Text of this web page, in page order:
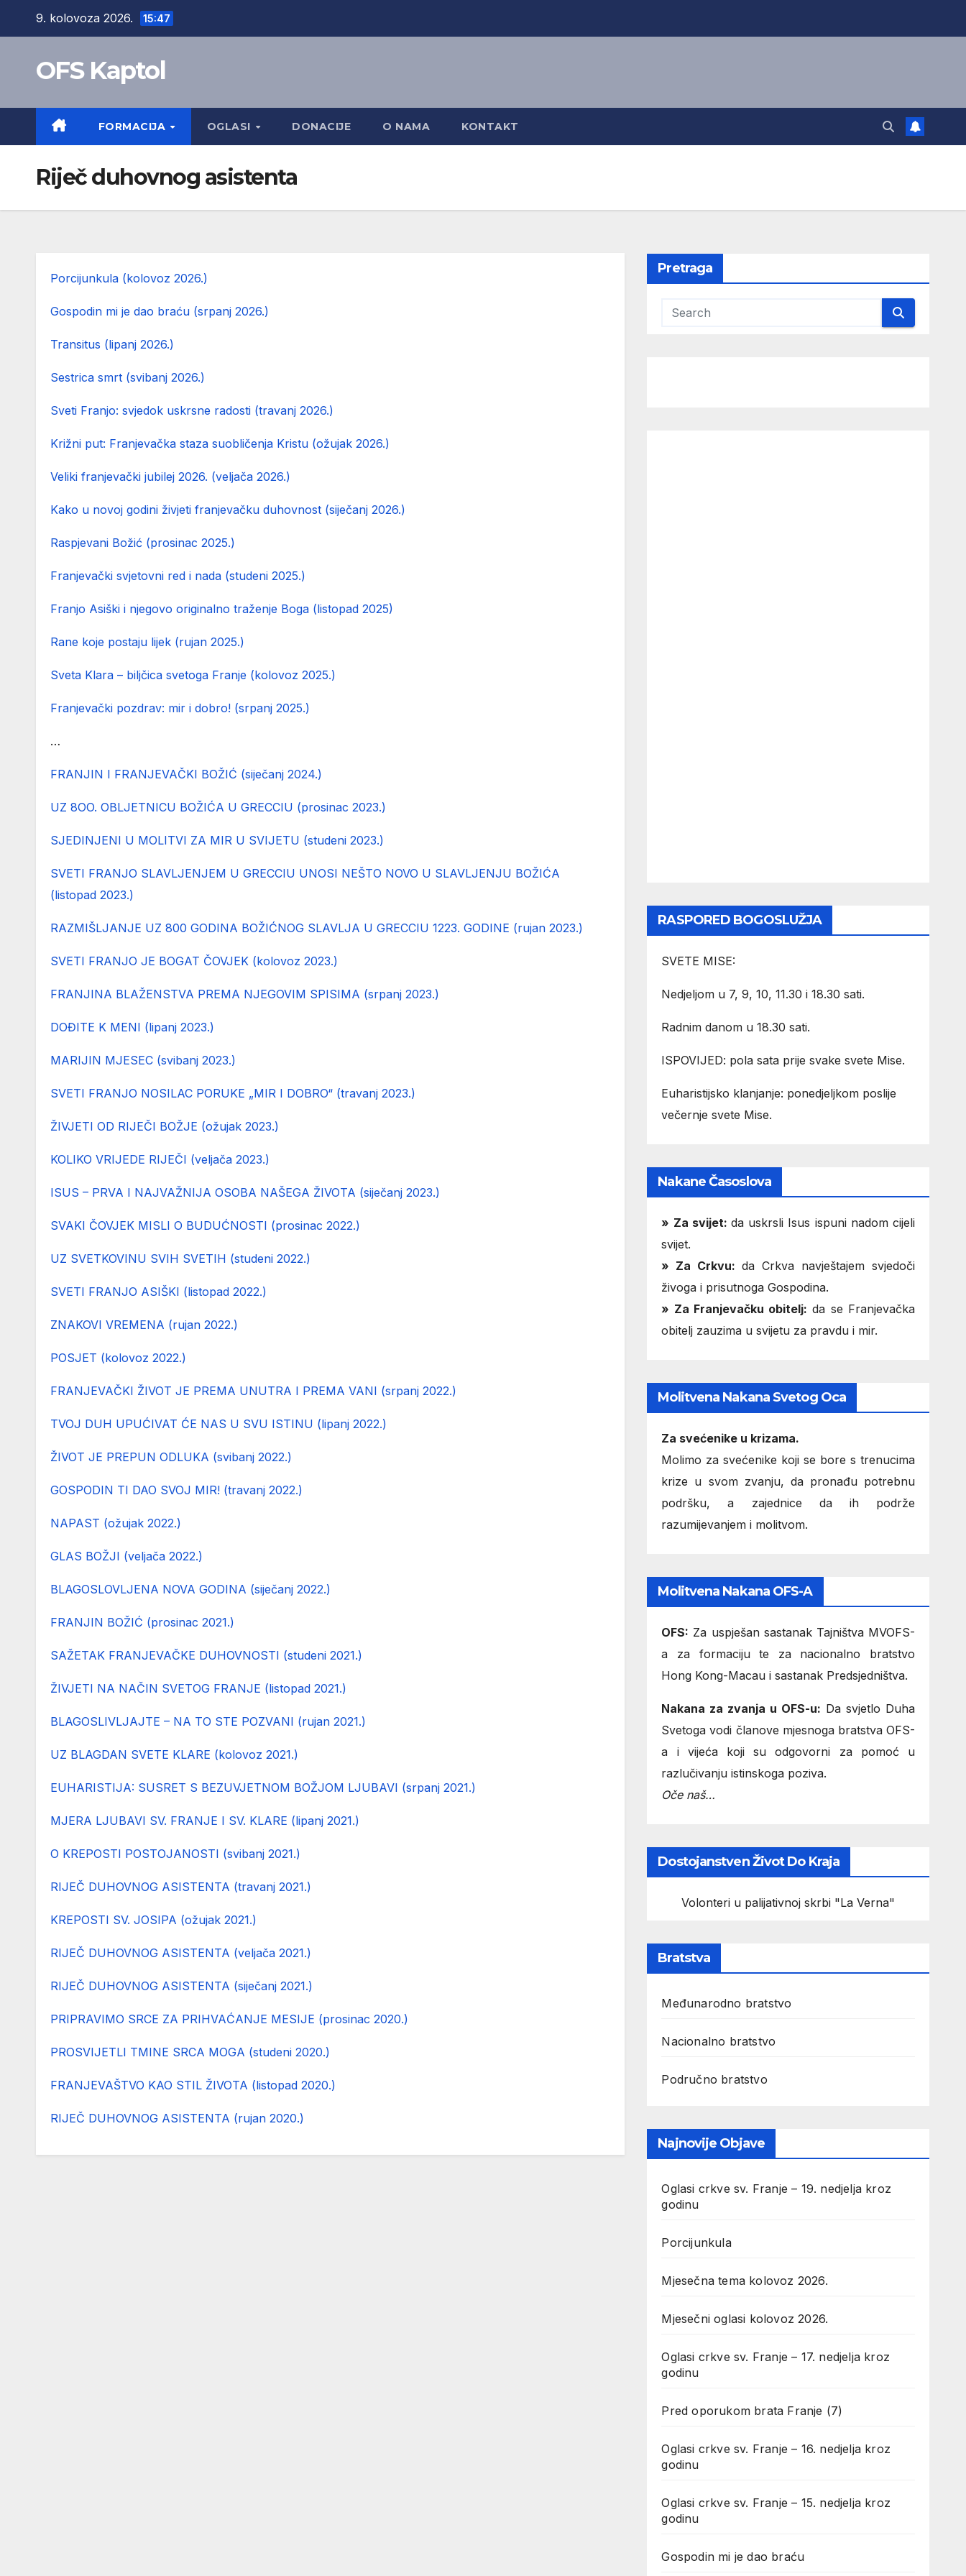
9. kolovoza 2026. 15:47
OFS Kaptol
FORMACIJA OGLASI DONACIJE O NAMA KONTAKT
Riječ duhovnog asistenta
Porcijunkula (kolovoz 2026.)
Gospodin mi je dao braću (srpanj 2026.)
Transitus (lipanj 2026.)
Sestrica smrt (svibanj 2026.)
Sveti Franjo: svjedok uskrsne radosti (travanj 2026.)
Križni put: Franjevačka staza suobličenja Kristu (ožujak 2026.)
Veliki franjevački jubilej 2026. (veljača 2026.)
Kako u novoj godini živjeti franjevačku duhovnost (siječanj 2026.)
Raspjevani Božić (prosinac 2025.)
Franjevački svjetovni red i nada (studeni 2025.)
Franjo Asiški i njegovo originalno traženje Boga (listopad 2025)
Rane koje postaju lijek (rujan 2025.)
Sveta Klara – biljčica svetoga Franje (kolovoz 2025.)
Franjevački pozdrav: mir i dobro! (srpanj 2025.)
…
FRANJIN I FRANJEVAČKI BOŽIĆ (siječanj 2024.)
UZ 8OO. OBLJETNICU BOŽIĆA U GRECCIU (prosinac 2023.)
SJEDINJENI U MOLITVI ZA MIR U SVIJETU (studeni 2023.)
SVETI FRANJO SLAVLJENJEM U GRECCIU UNOSI NEŠTO NOVO U SLAVLJENJU BOŽIĆA
(listopad 2023.)
RAZMIŠLJANJE UZ 800 GODINA BOŽIĆNOG SLAVLJA U GRECCIU 1223. GODINE (rujan 2023.)
SVETI FRANJO JE BOGAT ČOVJEK (kolovoz 2023.)
FRANJINA BLAŽENSTVA PREMA NJEGOVIM SPISIMA (srpanj 2023.)
DOĐITE K MENI (lipanj 2023.)
MARIJIN MJESEC (svibanj 2023.)
SVETI FRANJO NOSILAC PORUKE „MIR I DOBRO“ (travanj 2023.)
ŽIVJETI OD RIJEČI BOŽJE (ožujak 2023.)
KOLIKO VRIJEDE RIJEČI (veljača 2023.)
ISUS – PRVA I NAJVAŽNIJA OSOBA NAŠEGA ŽIVOTA (siječanj 2023.)
SVAKI ČOVJEK MISLI O BUDUĆNOSTI (prosinac 2022.)
UZ SVETKOVINU SVIH SVETIH (studeni 2022.)
SVETI FRANJO ASIŠKI (listopad 2022.)
ZNAKOVI VREMENA (rujan 2022.)
POSJET (kolovoz 2022.)
FRANJEVAČKI ŽIVOT JE PREMA UNUTRA I PREMA VANI (srpanj 2022.)
TVOJ DUH UPUĆIVAT ĆE NAS U SVU ISTINU (lipanj 2022.)
ŽIVOT JE PREPUN ODLUKA (svibanj 2022.)
GOSPODIN TI DAO SVOJ MIR! (travanj 2022.)
NAPAST (ožujak 2022.)
GLAS BOŽJI (veljača 2022.)
BLAGOSLOVLJENA NOVA GODINA (siječanj 2022.)
FRANJIN BOŽIĆ (prosinac 2021.)
SAŽETAK FRANJEVAČKE DUHOVNOSTI (studeni 2021.)
ŽIVJETI NA NAČIN SVETOG FRANJE (listopad 2021.)
BLAGOSLIVLJAJTE – NA TO STE POZVANI (rujan 2021.)
UZ BLAGDAN SVETE KLARE (kolovoz 2021.)
EUHARISTIJA: SUSRET S BEZUVJETNOM BOŽJOM LJUBAVI (srpanj 2021.)
MJERA LJUBAVI SV. FRANJE I SV. KLARE (lipanj 2021.)
O KREPOSTI POSTOJANOSTI (svibanj 2021.)
RIJEČ DUHOVNOG ASISTENTA (travanj 2021.)
KREPOSTI SV. JOSIPA (ožujak 2021.)
RIJEČ DUHOVNOG ASISTENTA (veljača 2021.)
RIJEČ DUHOVNOG ASISTENTA (siječanj 2021.)
PRIPRAVIMO SRCE ZA PRIHVAĆANJE MESIJE (prosinac 2020.)
PROSVIJETLI TMINE SRCA MOGA (studeni 2020.)
FRANJEVAŠTVO KAO STIL ŽIVOTA (listopad 2020.)
RIJEČ DUHOVNOG ASISTENTA (rujan 2020.)
Pretraga
RASPORED BOGOSLUŽJA
SVETE MISE:
Nedjeljom u 7, 9, 10, 11.30 i 18.30 sati.
Radnim danom u 18.30 sati.
ISPOVIJED: pola sata prije svake svete Mise.
Euharistijsko klanjanje: ponedjeljkom poslije
večernje svete Mise.
Nakane Časoslova
» Za svijet: da uskrsli Isus ispuni nadom cijeli
svijet.
» Za Crkvu:da Crkva navještajem svjedoči
živoga i prisutnoga Gospodina.
» Za Franjevačku obitelj: da se Franjevačka
obitelj zauzima u svijetu za pravdu i mir.
Molitvena Nakana Svetog Oca
Za svećenike u krizama.
Molimo za svećenike koji se bore s trenucima
krize u svom zvanju, da pronađu potrebnu
podršku, a zajednice da ih podrže
razumijevanjem i molitvom.
Molitvena Nakana OFS-A
OFS: Za uspješan sastanak Tajništva MVOFS-
a za formaciju te za nacionalno bratstvo
Hong Kong-Macau i sastanak Predsjedništva.
Nakana za zvanja u OFS-u: Da svjetlo Duha
Svetoga vodi članove mjesnoga bratstva OFS-
a i vijeća koji su odgovorni za pomoć u
razlučivanju istinskoga poziva.
Oče naš…
Dostojanstven Život Do Kraja
Volonteri u palijativnoj skrbi "La Verna"
Bratstva
Međunarodno bratstvo
Nacionalno bratstvo
Područno bratstvo
Najnovije Objave
Oglasi crkve sv. Franje – 19. nedjelja kroz
godinu
Porcijunkula
Mjesečna tema kolovoz 2026.
Mjesečni oglasi kolovoz 2026.
Oglasi crkve sv. Franje – 17. nedjelja kroz
godinu
Pred oporukom brata Franje (7)
Oglasi crkve sv. Franje – 16. nedjelja kroz
godinu
Oglasi crkve sv. Franje – 15. nedjelja kroz
godinu
Gospodin mi je dao braću